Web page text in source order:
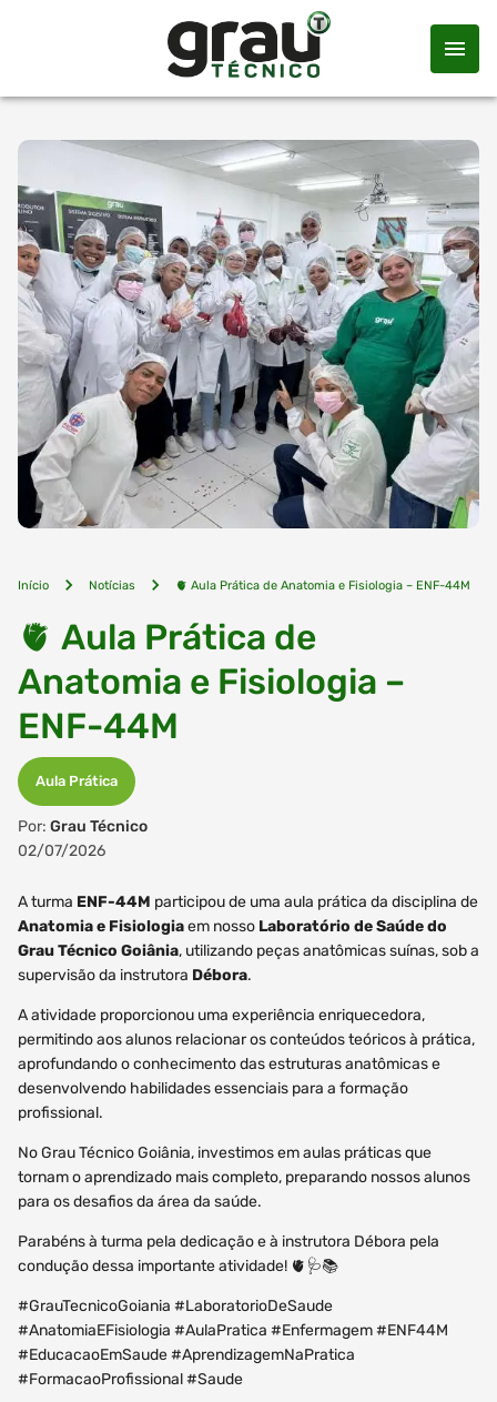
Início Notícias 🫀 Aula Prática de Anatomia e Fisiologia – ENF-44M
🫀 Aula Prática de
Anatomia e Fisiologia –
ENF-44M
Aula Prática
Por: Grau Técnico
02/07/2026
A turma ENF-44M participou de uma aula prática da disciplina de
Anatomia e Fisiologiaem nosso Laboratório de Saúde do
Grau Técnico Goiânia, utilizando peças anatômicas suínas, sob a
supervisão da instrutora Débora.
A atividade proporcionou uma experiência enriquecedora,
permitindo aos alunos relacionar os conteúdos teóricos à prática,
aprofundando o conhecimento das estruturas anatômicas e
desenvolvendo habilidades essenciais para a formação
profissional.
No Grau Técnico Goiânia, investimos em aulas práticas que
tornam o aprendizado mais completo, preparando nossos alunos
para os desafios da área da saúde.
Parabéns à turma pela dedicação e à instrutora Débora pela
condução dessa importante atividade! 🫀🩺📚
#GrauTecnicoGoiania #LaboratorioDeSaude
#AnatomiaEFisiologia #AulaPratica #Enfermagem #ENF44M
#EducacaoEmSaude #AprendizagemNaPratica
#FormacaoProfissional #Saude